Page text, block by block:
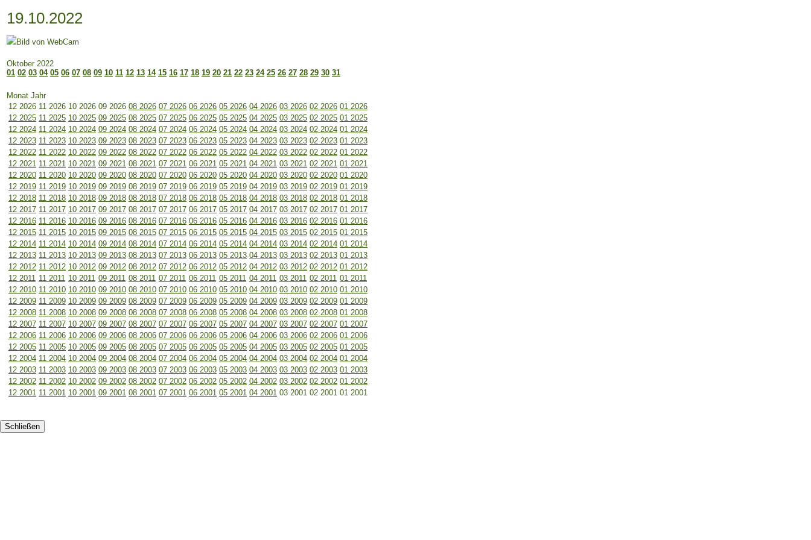
19.10.2022
Oktober 2022
01 02 03 04 05 06 07 08 09 10 11 12 13 14 15 16 17 18 19 20 21 22 23 24 25 26 27 28 29 30 31
Monat Jahr
12 2026 11 2026 10 2026 09 2026 08 2026 07 2026 06 2026 05 2026 04 2026 03 2026 02 2026 01 2026
12 2025 11 2025 10 2025 09 2025 08 2025 07 2025 06 2025 05 2025 04 2025 03 2025 02 2025 01 2025
12 2024 11 2024 10 2024 09 2024 08 2024 07 2024 06 2024 05 2024 04 2024 03 2024 02 2024 01 2024
12 2023 11 2023 10 2023 09 2023 08 2023 07 2023 06 2023 05 2023 04 2023 03 2023 02 2023 01 2023
12 2022 11 2022 10 2022 09 2022 08 2022 07 2022 06 2022 05 2022 04 2022 03 2022 02 2022 01 2022
12 2021 11 2021 10 2021 09 2021 08 2021 07 2021 06 2021 05 2021 04 2021 03 2021 02 2021 01 2021
12 2020 11 2020 10 2020 09 2020 08 2020 07 2020 06 2020 05 2020 04 2020 03 2020 02 2020 01 2020
12 2019 11 2019 10 2019 09 2019 08 2019 07 2019 06 2019 05 2019 04 2019 03 2019 02 2019 01 2019
12 2018 11 2018 10 2018 09 2018 08 2018 07 2018 06 2018 05 2018 04 2018 03 2018 02 2018 01 2018
12 2017 11 2017 10 2017 09 2017 08 2017 07 2017 06 2017 05 2017 04 2017 03 2017 02 2017 01 2017
12 2016 11 2016 10 2016 09 2016 08 2016 07 2016 06 2016 05 2016 04 2016 03 2016 02 2016 01 2016
12 2015 11 2015 10 2015 09 2015 08 2015 07 2015 06 2015 05 2015 04 2015 03 2015 02 2015 01 2015
12 2014 11 2014 10 2014 09 2014 08 2014 07 2014 06 2014 05 2014 04 2014 03 2014 02 2014 01 2014
12 2013 11 2013 10 2013 09 2013 08 2013 07 2013 06 2013 05 2013 04 2013 03 2013 02 2013 01 2013
12 2012 11 2012 10 2012 09 2012 08 2012 07 2012 06 2012 05 2012 04 2012 03 2012 02 2012 01 2012
12 2011 11 2011 10 2011 09 2011 08 2011 07 2011 06 2011 05 2011 04 2011 03 2011 02 2011 01 2011
12 2010 11 2010 10 2010 09 2010 08 2010 07 2010 06 2010 05 2010 04 2010 03 2010 02 2010 01 2010
12 2009 11 2009 10 2009 09 2009 08 2009 07 2009 06 2009 05 2009 04 2009 03 2009 02 2009 01 2009
12 2008 11 2008 10 2008 09 2008 08 2008 07 2008 06 2008 05 2008 04 2008 03 2008 02 2008 01 2008
12 2007 11 2007 10 2007 09 2007 08 2007 07 2007 06 2007 05 2007 04 2007 03 2007 02 2007 01 2007
12 2006 11 2006 10 2006 09 2006 08 2006 07 2006 06 2006 05 2006 04 2006 03 2006 02 2006 01 2006
12 2005 11 2005 10 2005 09 2005 08 2005 07 2005 06 2005 05 2005 04 2005 03 2005 02 2005 01 2005
12 2004 11 2004 10 2004 09 2004 08 2004 07 2004 06 2004 05 2004 04 2004 03 2004 02 2004 01 2004
12 2003 11 2003 10 2003 09 2003 08 2003 07 2003 06 2003 05 2003 04 2003 03 2003 02 2003 01 2003
12 2002 11 2002 10 2002 09 2002 08 2002 07 2002 06 2002 05 2002 04 2002 03 2002 02 2002 01 2002
12 2001 11 2001 10 2001 09 2001 08 2001 07 2001 06 2001 05 2001 04 2001 03 2001 02 2001 01 2001